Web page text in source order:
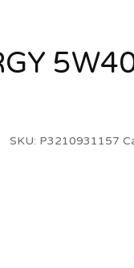
SKU: P3210931157